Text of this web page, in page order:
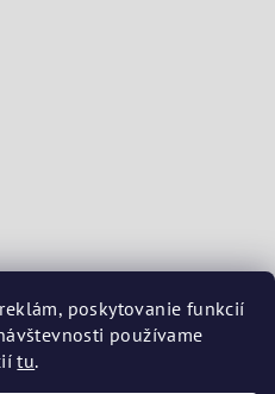
poskytovanie funkcií
používame
tu. Štiavnica 03401
04001